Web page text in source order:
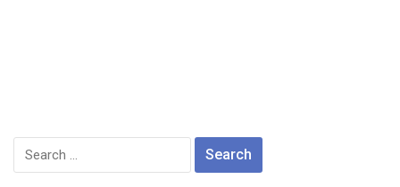
Search
for: